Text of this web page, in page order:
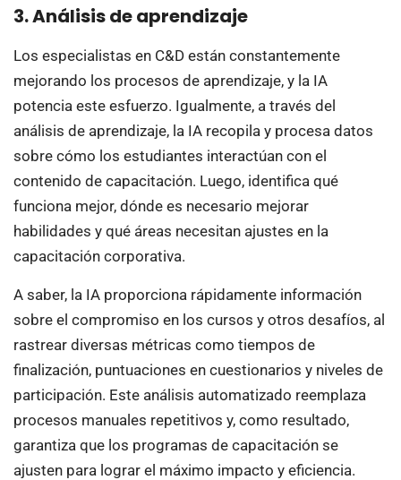
3. Análisis de aprendizaje
Los especialistas en C&D están constantemente
mejorando los procesos de aprendizaje, y la IA
potencia este esfuerzo. Igualmente, a través del
análisis de aprendizaje, la IA recopila y procesa datos
sobre cómo los estudiantes interactúan con el
contenido de capacitación. Luego, identifica qué
funciona mejor, dónde es necesario mejorar
habilidades y qué áreas necesitan ajustes en la
capacitación corporativa.
A saber, la IA proporciona rápidamente información
sobre el compromiso en los cursos y otros desafíos, al
rastrear diversas métricas como tiempos de
finalización, puntuaciones en cuestionarios y niveles de
participación. Este análisis automatizado reemplaza
procesos manuales repetitivos y, como resultado,
garantiza que los programas de capacitación se
ajusten para lograr el máximo impacto y eficiencia.